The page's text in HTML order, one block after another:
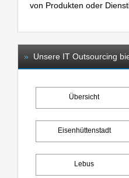
von Produkten oder
» Unsere IT Outsourcing
Übersicht
Eisenhüttenstadt
Lebus